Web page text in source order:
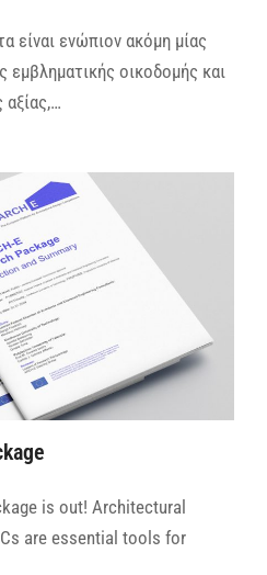
είναι ενώπιον ακόμη μίας
εμβληματικής οικοδομής και
αξίας,…
is out! Architectural
are essential tools for